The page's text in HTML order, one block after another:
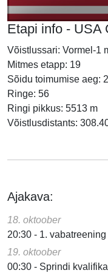
Etapi info - USA
Võistlussari: Vormel-1
Mitmes etapp: 19
Sõidu toimumise aeg:
Ringe: 56
Ringi pikkus: 5513 m
Võistlusdistants:
Ajakava:
18. oktoober
20:30 - 1. vabatreening
19. oktoober
00:30 - Sprindi